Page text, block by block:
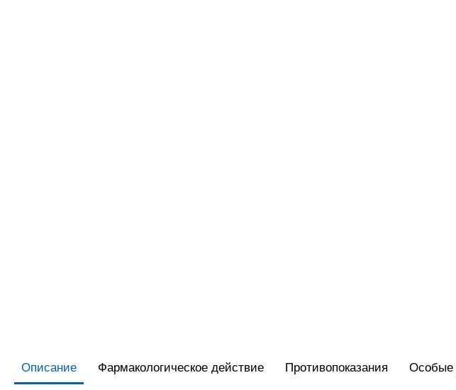
Описание Фармакологическое действие Противопоказания Особые